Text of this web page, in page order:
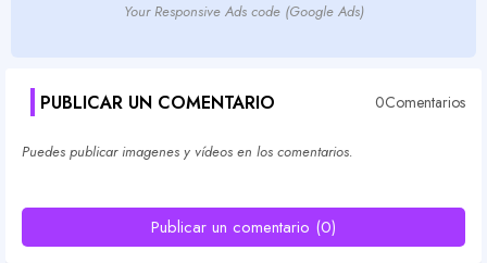
Your Responsive Ads code (Google Ads)
PUBLICAR UN COMENTARIO 0Comentarios
Puedes publicar imagenes y vídeos en los comentarios.
Publicar un comentario (0)